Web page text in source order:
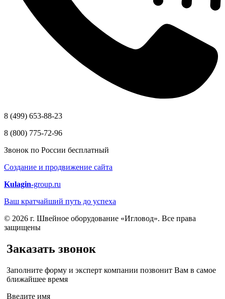
8 (499) 653-88-23
8 (800) 775-72-96
Звонок по России бесплатный
Создание и продвижение сайта
Kulagin-group.ru
Ваш кратчайший путь до успеха
© 2026 г. Швейное оборудование «Игловод». Все права
защищены
Заказать звонок
Заполните форму и эксперт компании позвонит Вам в самое
ближайшее время
Введите имя